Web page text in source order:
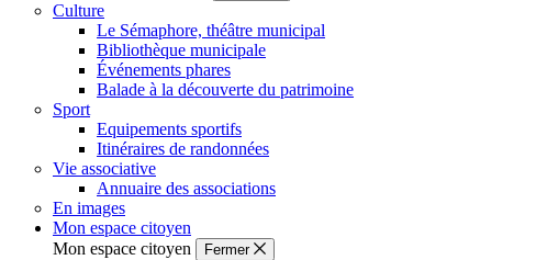
Culture
Le Sémaphore, théâtre municipal
Bibliothèque municipale
Événements phares
Balade à la découverte du patrimoine
Sport
Equipements sportifs
Itinéraires de randonnées
Vie associative
Annuaire des associations
En images
Mon espace citoyen
Mon espace citoyen
Fermer